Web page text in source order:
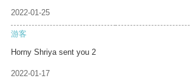
2022-01-25
游客
Horny Shriya sent you 2
2022-01-17